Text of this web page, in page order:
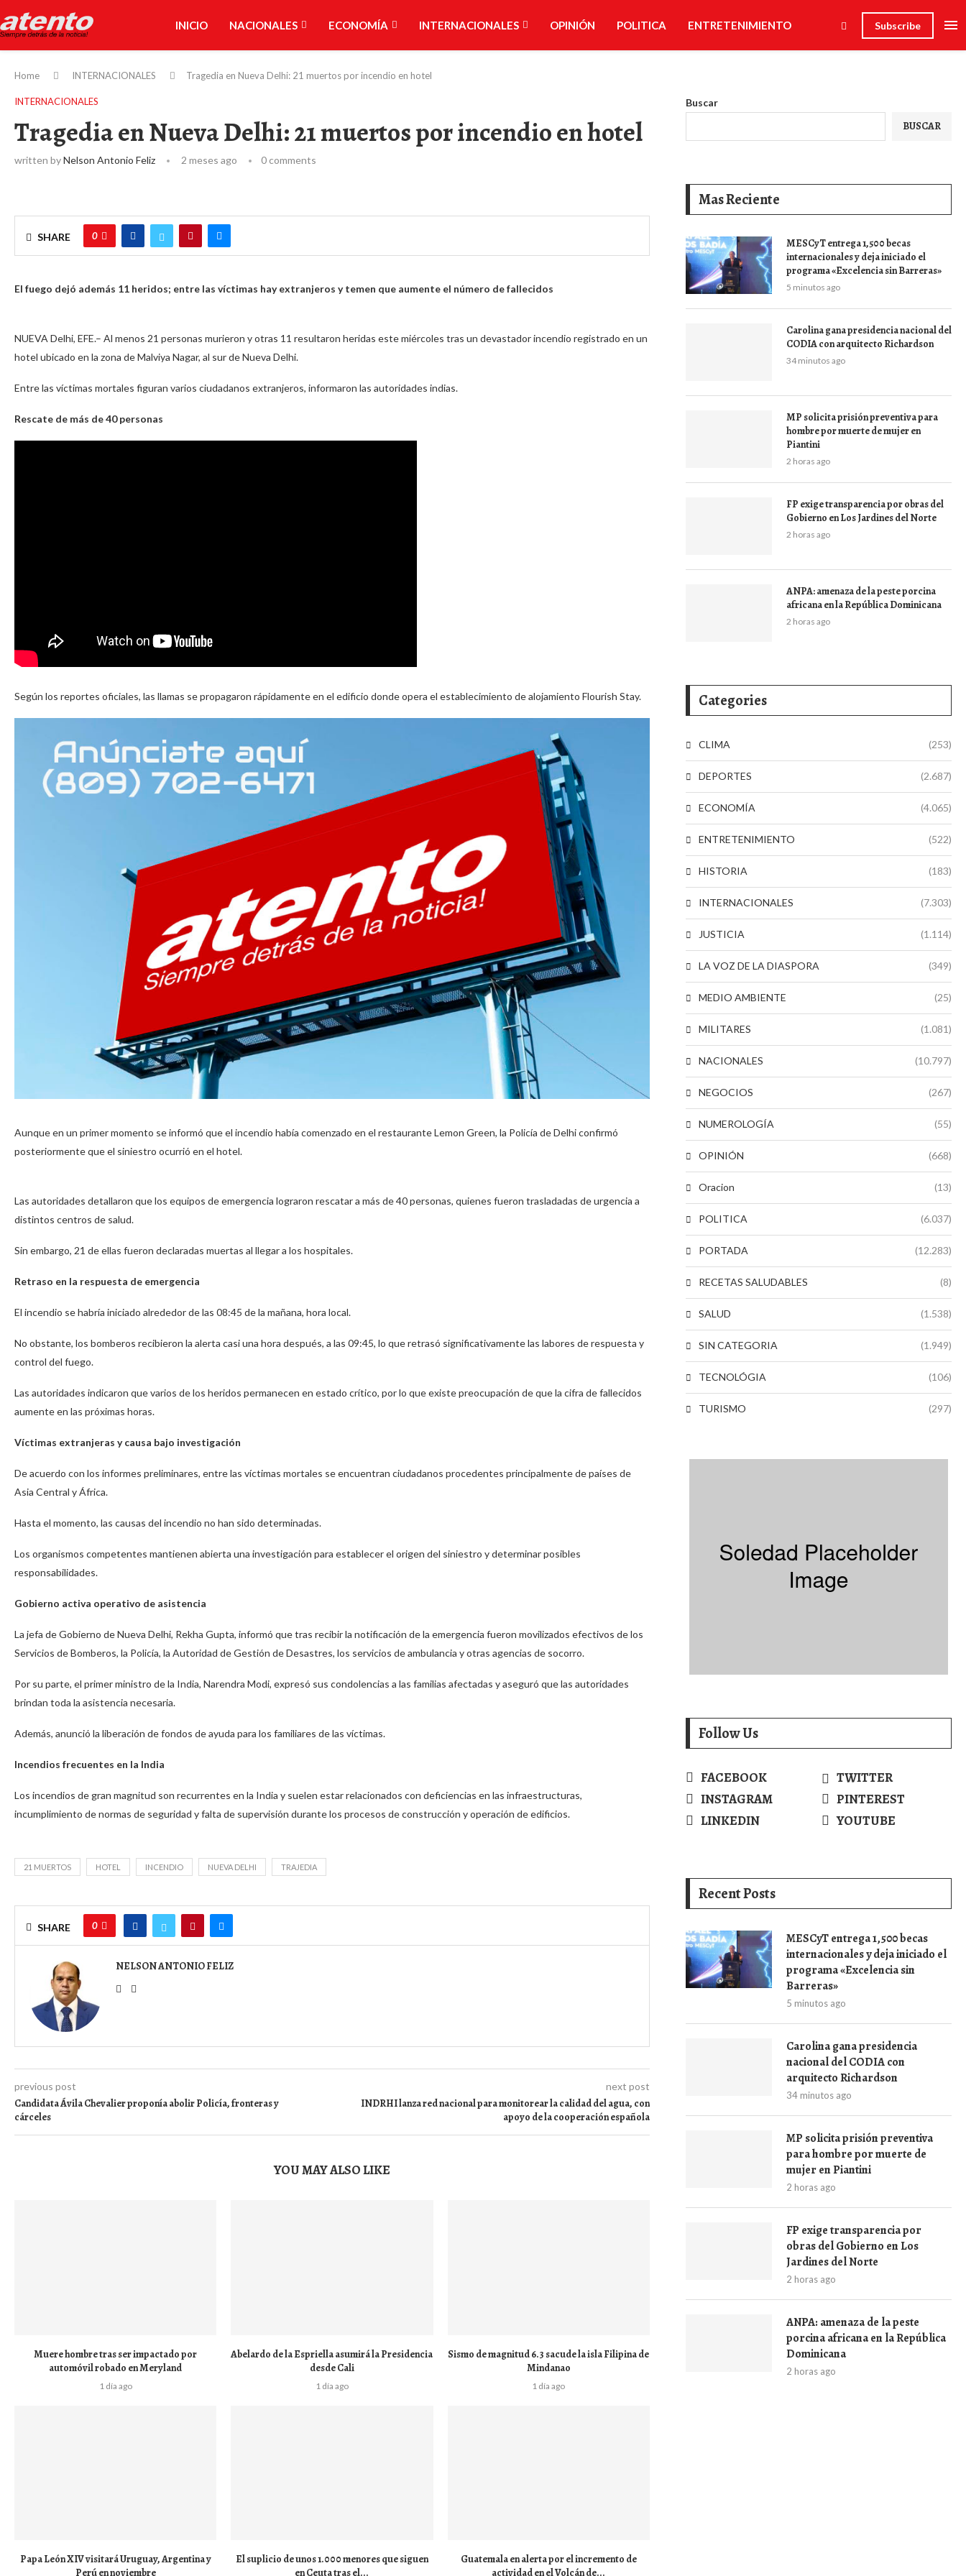
INICIO NACIONALES ECONOMÍA INTERNACIONALES OPINIÓN POLITICA ENTRETENIMIENTO Subscribe
Home INTERNACIONALES Tragedia en Nueva Delhi: 21 muertos por incendio en hotel
INTERNACIONALES
Tragedia en Nueva Delhi: 21 muertos por incendio en hotel
written byNelson Antonio Feliz 2 meses ago 0 comments
SHARE 0
El fuego dejó además 11 heridos; entre las víctimas hay extranjeros y temen que aumente el número de fallecidos
NUEVA Delhi, EFE.– Al menos 21 personas murieron y otras 11 resultaron heridas este miércoles tras un devastador incendio registrado en un
hotel ubicado en la zona de Malviya Nagar, al sur de Nueva Delhi.
Entre las víctimas mortales figuran varios ciudadanos extranjeros, informaron las autoridades indias.
Rescate de más de 40 personas
Según los reportes oficiales, las llamas se propagaron rápidamente en el edificio donde opera el establecimiento de alojamiento Flourish Stay.
Aunque en un primer momento se informó que el incendio había comenzado en el restaurante Lemon Green, la Policía de Delhi confirmó
posteriormente que el siniestro ocurrió en el hotel.
Las autoridades detallaron que los equipos de emergencia lograron rescatar a más de 40 personas, quienes fueron trasladadas de urgencia a
distintos centros de salud.
Sin embargo, 21 de ellas fueron declaradas muertas al llegar a los hospitales.
Retraso en la respuesta de emergencia
El incendio se habría iniciado alrededor de las 08:45 de la mañana, hora local.
No obstante, los bomberos recibieron la alerta casi una hora después, a las 09:45, lo que retrasó significativamente las labores de respuesta y
control del fuego.
Las autoridades indicaron que varios de los heridos permanecen en estado crítico, por lo que existe preocupación de que la cifra de fallecidos
aumente en las próximas horas.
Víctimas extranjeras y causa bajo investigación
De acuerdo con los informes preliminares, entre las víctimas mortales se encuentran ciudadanos procedentes principalmente de países de
Asia Central y África.
Hasta el momento, las causas del incendio no han sido determinadas.
Los organismos competentes mantienen abierta una investigación para establecer el origen del siniestro y determinar posibles
responsabilidades.
Gobierno activa operativo de asistencia
La jefa de Gobierno de Nueva Delhi, Rekha Gupta, informó que tras recibir la notificación de la emergencia fueron movilizados efectivos de los
Servicios de Bomberos, la Policía, la Autoridad de Gestión de Desastres, los servicios de ambulancia y otras agencias de socorro.
Por su parte, el primer ministro de la India, Narendra Modi, expresó sus condolencias a las familias afectadas y aseguró que las autoridades
brindan toda la asistencia necesaria.
Además, anunció la liberación de fondos de ayuda para los familiares de las víctimas.
Incendios frecuentes en la India
Los incendios de gran magnitud son recurrentes en la India y suelen estar relacionados con deficiencias en las infraestructuras,
incumplimiento de normas de seguridad y falta de supervisión durante los procesos de construcción y operación de edificios.
21 MUERTOS HOTEL INCENDIO NUEVA DELHI TRAJEDIA
SHARE 0
NELSON ANTONIO FELIZ
previous post
Candidata Ávila Chevalier proponía abolir Policía, fronteras y
cárceles
next post
INDRHI lanza red nacional para monitorear la calidad del agua, con
apoyo de la cooperación española
YOU MAY ALSO LIKE
Muere hombre tras ser impactado por
automóvil robado en Meryland
1 día ago
Abelardo de la Espriella asumirá la Presidencia
desde Cali
1 día ago
Sismo de magnitud 6.3 sacude la isla Filipina de
Mindanao
1 día ago
Papa León XIV visitará Uruguay, Argentina y
Perú en noviembre
El suplicio de unos 1.000 menores que siguen
en Ceuta tras el...
Guatemala en alerta por el incremento de
actividad en el Volcán de...
Buscar
BUSCAR
Mas Reciente
MESCyT entrega 1,500 becas
internacionales y deja iniciado el
programa «Excelencia sin Barreras»
5 minutos ago
Carolina gana presidencia nacional del
CODIA con arquitecto Richardson
34 minutos ago
MP solicita prisión preventiva para
hombre por muerte de mujer en
Piantini
2 horas ago
FP exige transparencia por obras del
Gobierno en Los Jardines del Norte
2 horas ago
ANPA: amenaza de la peste porcina
africana en la República Dominicana
2 horas ago
Categories
CLIMA (253)
DEPORTES (2.687)
ECONOMÍA (4.065)
ENTRETENIMIENTO (522)
HISTORIA (183)
INTERNACIONALES (7.303)
JUSTICIA (1.114)
LA VOZ DE LA DIASPORA (349)
MEDIO AMBIENTE (25)
MILITARES (1.081)
NACIONALES (10.797)
NEGOCIOS (267)
NUMEROLOGÍA (55)
OPINIÓN (668)
Oracion (13)
POLITICA (6.037)
PORTADA (12.283)
RECETAS SALUDABLES (8)
SALUD (1.538)
SIN CATEGORIA (1.949)
TECNOLÓGIA (106)
TURISMO (297)
Follow Us
FACEBOOK
TWITTER
INSTAGRAM
PINTEREST
LINKEDIN
YOUTUBE
Recent Posts
MESCyT entrega 1,500 becas
internacionales y deja iniciado el
programa «Excelencia sin
Barreras»
5 minutos ago
Carolina gana presidencia
nacional del CODIA con
arquitecto Richardson
34 minutos ago
MP solicita prisión preventiva
para hombre por muerte de
mujer en Piantini
2 horas ago
FP exige transparencia por
obras del Gobierno en Los
Jardines del Norte
2 horas ago
ANPA: amenaza de la peste
porcina africana en la República
Dominicana
2 horas ago